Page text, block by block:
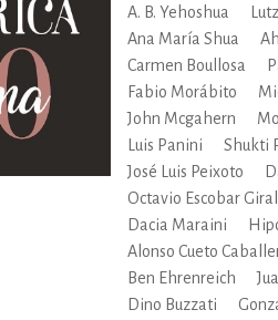
A. B. Yehoshua
Ana María Shua
Carmen Boullosa
Fabio Morábito
John Mcgahern
Luis Panini
Shukti
José Luis Peixoto
Octavio Escobar
Dacia Maraini
Alonso Cueto
Ben Ehrenreich
Dino Buzzati